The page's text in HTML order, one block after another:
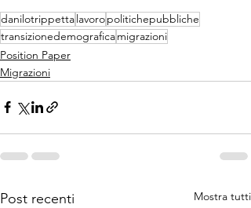
danilotrippettalavoropolitichepubbliche
transizionedemograficamigrazioni
Position Paper
Migrazioni
Post recenti Mostra tutti